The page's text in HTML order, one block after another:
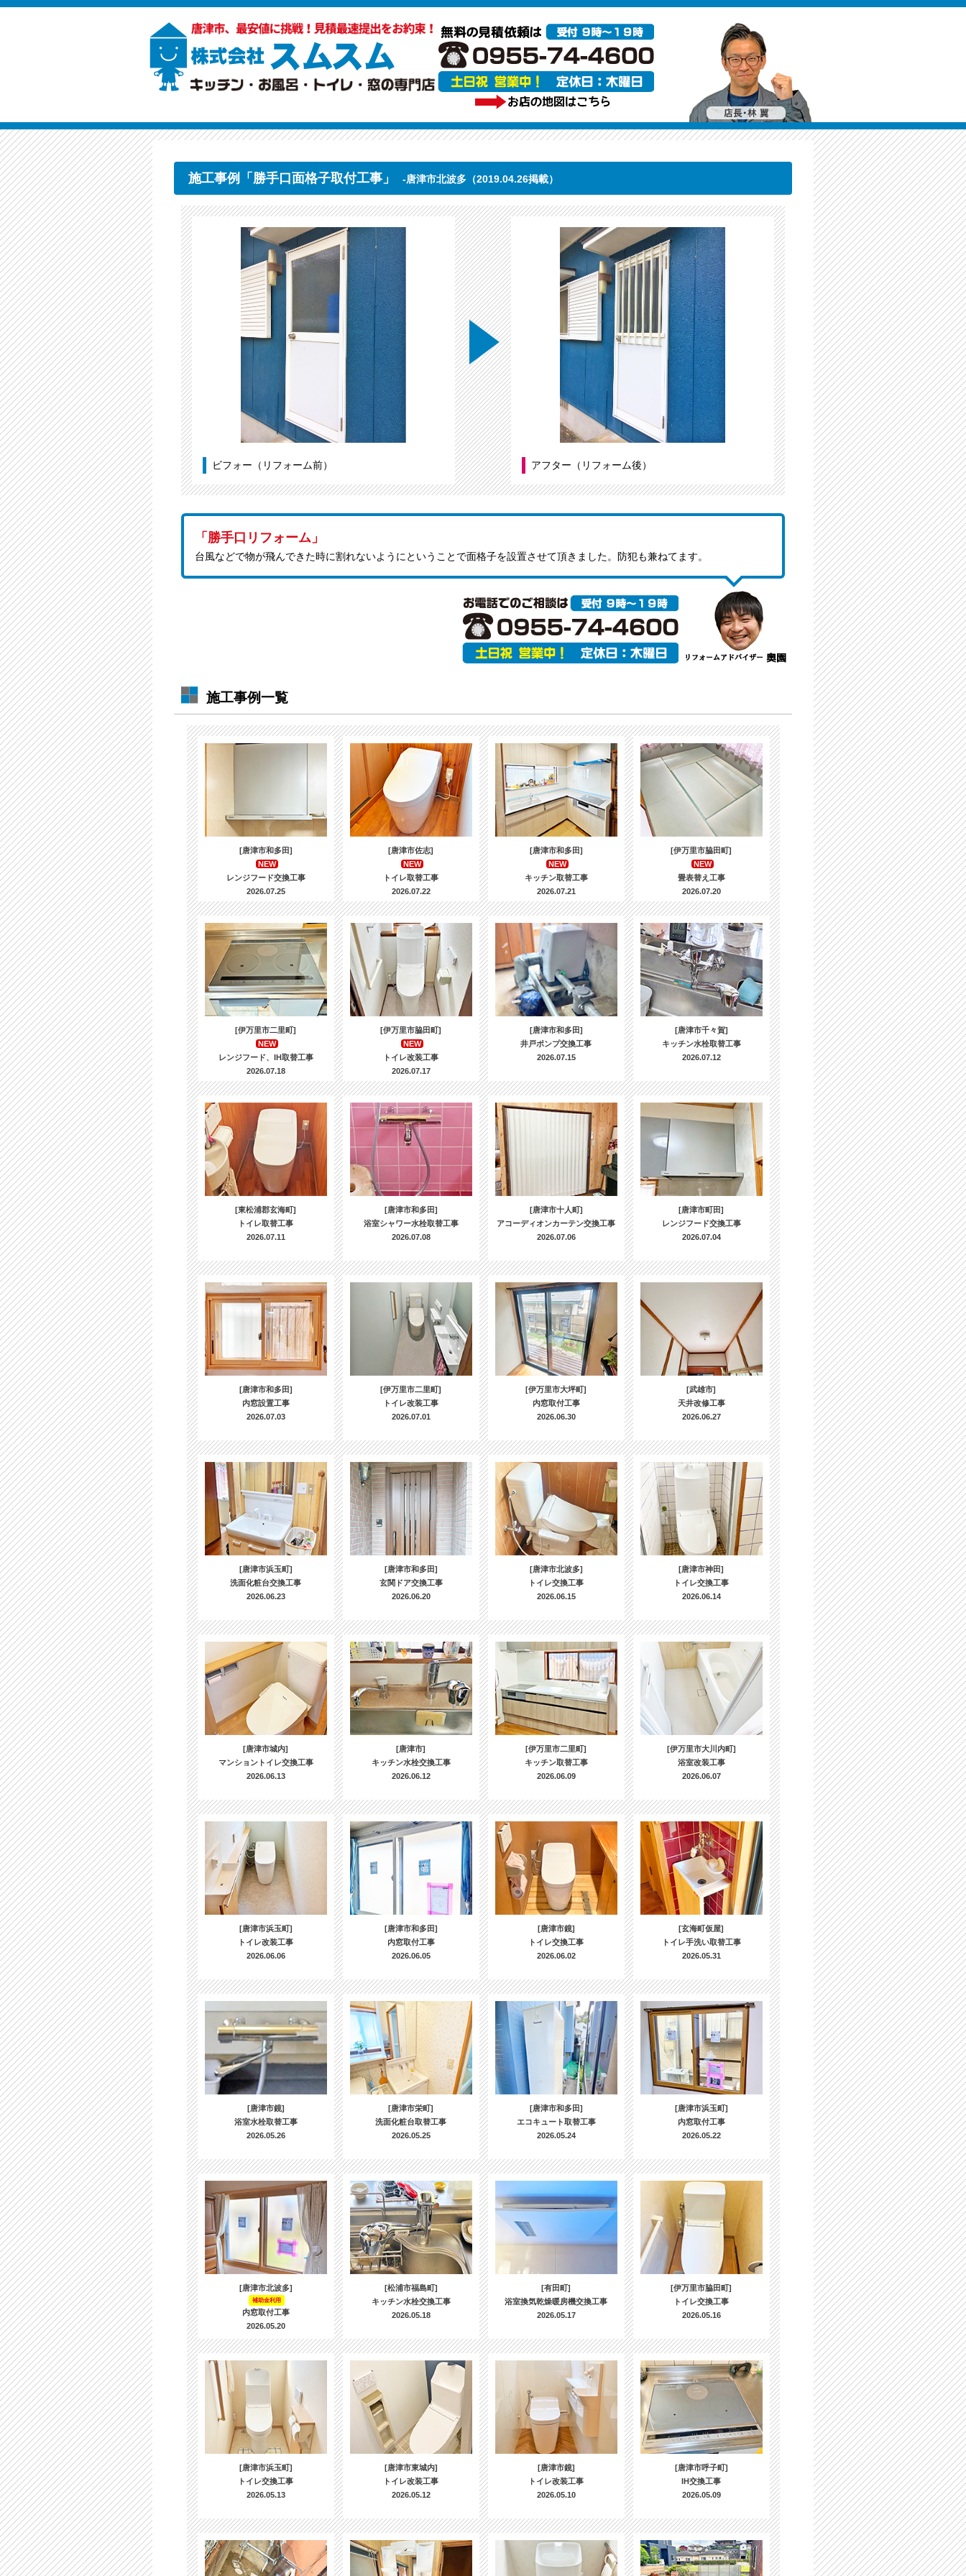
施工事例「勝手口面格子取付工事」 -唐津市北波多（2019.04.26掲載）
ビフォー（リフォーム前） アフター（リフォーム後）
「勝手口リフォーム」
台風などで物が飛んできた時に割れないようにということで面格子を設置させて頂きました。防犯も兼ねてます。
施工事例一覧
[唐津市和多田]
NEW
レンジフード交換工事
2026.07.25
[唐津市佐志]
NEW
トイレ取替工事
2026.07.22
[唐津市和多田]
NEW
キッチン取替工事
2026.07.21
[伊万里市脇田町]
NEW
畳表替え工事
2026.07.20
[伊万里市二里町]
NEW
レンジフード、IH取替工事
2026.07.18
[伊万里市脇田町]
NEW
トイレ改装工事
2026.07.17
[唐津市和多田]
井戸ポンプ交換工事
2026.07.15
[唐津市千々賀]
キッチン水栓取替工事
2026.07.12
[東松浦郡玄海町]
トイレ取替工事
2026.07.11
[唐津市和多田]
浴室シャワー水栓取替工事
2026.07.08
[唐津市十人町]
アコーディオンカーテン交換工事
2026.07.06
[唐津市町田]
レンジフード交換工事
2026.07.04
[唐津市和多田]
内窓設置工事
2026.07.03
[伊万里市二里町]
トイレ改装工事
2026.07.01
[伊万里市大坪町]
内窓取付工事
2026.06.30
[武雄市]
天井改修工事
2026.06.27
[唐津市浜玉町]
洗面化粧台交換工事
2026.06.23
[唐津市和多田]
玄関ドア交換工事
2026.06.20
[唐津市北波多]
トイレ交換工事
2026.06.15
[唐津市神田]
トイレ交換工事
2026.06.14
[唐津市城内]
マンショントイレ交換工事
2026.06.13
[唐津市]
キッチン水栓交換工事
2026.06.12
[伊万里市二里町]
キッチン取替工事
2026.06.09
[伊万里市大川内町]
浴室改装工事
2026.06.07
[唐津市浜玉町]
トイレ改装工事
2026.06.06
[唐津市和多田]
内窓取付工事
2026.06.05
[唐津市鏡]
トイレ交換工事
2026.06.02
[玄海町仮屋]
トイレ手洗い取替工事
2026.05.31
[唐津市鏡]
浴室水栓取替工事
2026.05.26
[唐津市栄町]
洗面化粧台取替工事
2026.05.25
[唐津市和多田]
エコキュート取替工事
2026.05.24
[唐津市浜玉町]
内窓取付工事
2026.05.22
[唐津市北波多]
補助金利用
内窓取付工事
2026.05.20
[松浦市福島町]
キッチン水栓交換工事
2026.05.18
[有田町]
浴室換気乾燥暖房機交換工事
2026.05.17
[伊万里市脇田町]
トイレ交換工事
2026.05.16
[唐津市浜玉町]
トイレ交換工事
2026.05.13
[唐津市東城内]
トイレ改装工事
2026.05.12
[唐津市鏡]
トイレ改装工事
2026.05.10
[唐津市呼子町]
IH交換工事
2026.05.09